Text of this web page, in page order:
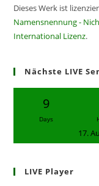
Dieses Werk ist
Namensnennung -
International Lizenz.
Nächste LIVE
9
Days
17.
LIVE Player